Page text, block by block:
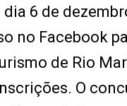
6 de
no Facebook
de Rio
O